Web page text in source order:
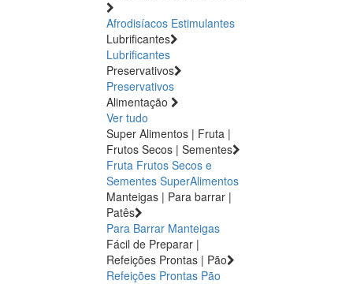
Afrodisíacos Estimulantes
Lubrificantes
Lubrificantes
Preservativos
Preservativos
Alimentação
Ver tudo
Super Alimentos | Fruta |
Frutos Secos | Sementes
Fruta Frutos Secos e
Sementes SuperAlimentos
Manteigas | Para barrar |
Patês
Para Barrar Manteigas
Fácil de Preparar |
Refeições Prontas | Pão
Refeições Prontas Pão